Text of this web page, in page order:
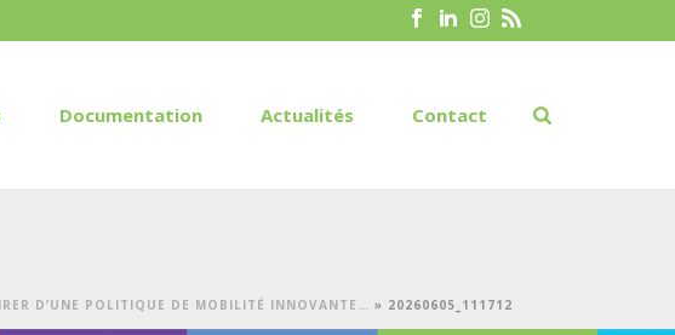
Documentation Actualités Contact
D’UNE POLITIQUE DE MOBILITÉ INNOVANTE… » 20260605_111712